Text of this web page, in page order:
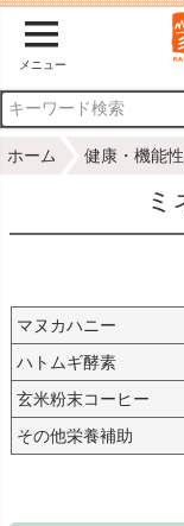
メニュー
ホーム 健康・機能
ミ
マヌカハニー
ハトムギ酵素
玄米粉末コーヒー
その他栄養補助